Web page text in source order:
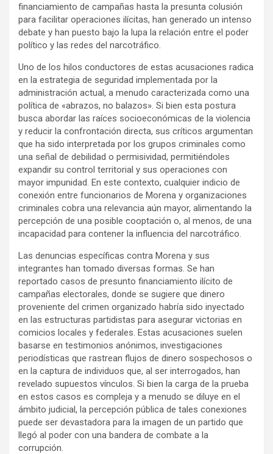
financiamiento de campañas hasta la presunta colusión
para facilitar operaciones ilícitas, han generado un intenso
debate y han puesto bajo la lupa la relación entre el poder
político y las redes del narcotráfico.
Uno de los hilos conductores de estas acusaciones radica
en la estrategia de seguridad implementada por la
administración actual, a menudo caracterizada como una
política de «abrazos, no balazos». Si bien esta postura
busca abordar las raíces socioeconómicas de la violencia
y reducir la confrontación directa, sus críticos argumentan
que ha sido interpretada por los grupos criminales como
una señal de debilidad o permisividad, permitiéndoles
expandir su control territorial y sus operaciones con
mayor impunidad. En este contexto, cualquier indicio de
conexión entre funcionarios de Morena y organizaciones
criminales cobra una relevancia aún mayor, alimentando la
percepción de una posible cooptación o, al menos, de una
incapacidad para contener la influencia del narcotráfico.
Las denuncias específicas contra Morena y sus
integrantes han tomado diversas formas. Se han
reportado casos de presunto financiamiento ilícito de
campañas electorales, donde se sugiere que dinero
proveniente del crimen organizado habría sido inyectado
en las estructuras partidistas para asegurar victorias en
comicios locales y federales. Estas acusaciones suelen
basarse en testimonios anónimos, investigaciones
periodísticas que rastrean flujos de dinero sospechosos o
en la captura de individuos que, al ser interrogados, han
revelado supuestos vínculos. Si bien la carga de la prueba
en estos casos es compleja y a menudo se diluye en el
ámbito judicial, la percepción pública de tales conexiones
puede ser devastadora para la imagen de un partido que
llegó al poder con una bandera de combate a la
corrupción.